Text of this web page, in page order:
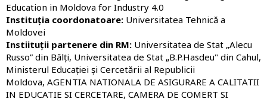
Education in Moldova for Industry 4.0
Instituția coordonatoare: Universitatea Tehnică a
Moldovei
Instiituții partenere din RM: Universitatea de Stat „Alecu
Russo” din Bălți, Universitatea de Stat „B.P.Hasdeu" din Cahul,
Ministerul Educației și Cercetării al Republicii
Moldova, AGENTIA NATIONALA DE ASIGURARE A CALITATII
IN EDUCATIE SI CERCETARE, CAMERA DE COMERT SI